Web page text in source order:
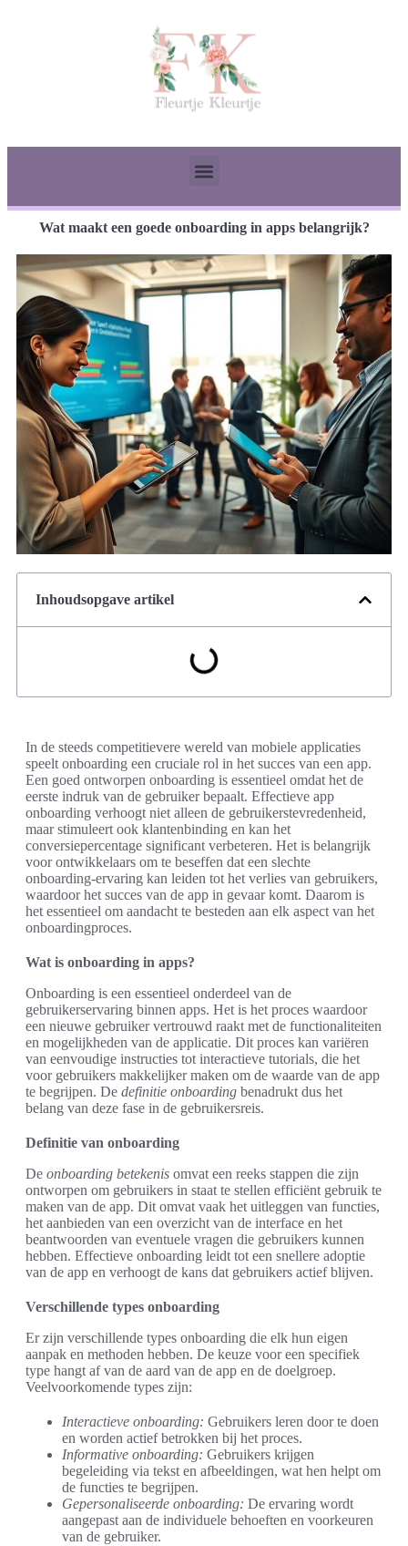
Wat maakt een goede onboarding in apps belangrijk?
Inhoudsopgave artikel
In de steeds competitievere wereld van mobiele applicaties
speelt onboarding een cruciale rol in het succes van een app.
Een goed ontworpen onboarding is essentieel omdat het de
eerste indruk van de gebruiker bepaalt. Effectieve app
onboarding verhoogt niet alleen de gebruikerstevredenheid,
maar stimuleert ook klantenbinding en kan het
conversiepercentage significant verbeteren. Het is belangrijk
voor ontwikkelaars om te beseffen dat een slechte
onboarding-ervaring kan leiden tot het verlies van gebruikers,
waardoor het succes van de app in gevaar komt. Daarom is
het essentieel om aandacht te besteden aan elk aspect van het
onboardingproces.
Wat is onboarding in apps?
Onboarding is een essentieel onderdeel van de
gebruikerservaring binnen apps. Het is het proces waardoor
een nieuwe gebruiker vertrouwd raakt met de functionaliteiten
en mogelijkheden van de applicatie. Dit proces kan variëren
van eenvoudige instructies tot interactieve tutorials, die het
voor gebruikers makkelijker maken om de waarde van de app
te begrijpen. De definitie onboarding benadrukt dus het
belang van deze fase in de gebruikersreis.
Definitie van onboarding
De onboarding betekenis omvat een reeks stappen die zijn
ontworpen om gebruikers in staat te stellen efficiënt gebruik te
maken van de app. Dit omvat vaak het uitleggen van functies,
het aanbieden van een overzicht van de interface en het
beantwoorden van eventuele vragen die gebruikers kunnen
hebben. Effectieve onboarding leidt tot een snellere adoptie
van de app en verhoogt de kans dat gebruikers actief blijven.
Verschillende types onboarding
Er zijn verschillende types onboarding die elk hun eigen
aanpak en methoden hebben. De keuze voor een specifiek
type hangt af van de aard van de app en de doelgroep.
Veelvoorkomende types zijn:
Interactieve onboarding: Gebruikers leren door te doen
en worden actief betrokken bij het proces.
Informative onboarding: Gebruikers krijgen
begeleiding via tekst en afbeeldingen, wat hen helpt om
de functies te begrijpen.
Gepersonaliseerde onboarding: De ervaring wordt
aangepast aan de individuele behoeften en voorkeuren
van de gebruiker.